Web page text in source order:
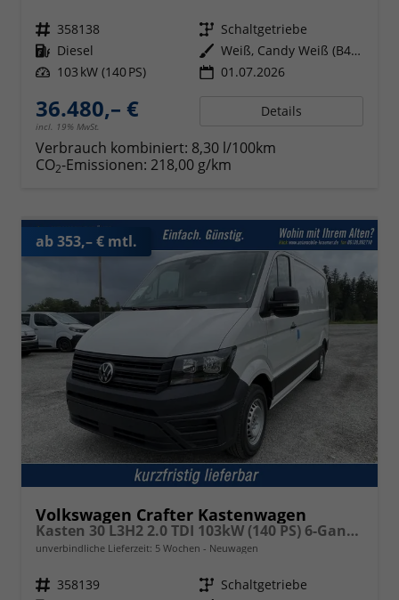
Fahrzeugnr. 358138 Getriebe Schaltgetriebe
Kraftstoff Diesel Außenfarbe
Weiß, Candy Weiß (B4B4)
Leistung 103 kW (140 PS) 01.07.2026
36.480,– €
incl. 19% MwSt.
Details
Verbrauch kombiniert: 8,30 l/100km
CO2-Emissionen: 218,00 g/km
ab 353,– € mtl.
Volkswagen Crafter Kastenwagen
Kasten 30 L3H2 2.0 TDI 103kW (140 PS) 6-Gang-Schaltgetriebe
unverbindliche Lieferzeit: 5 Wochen Neuwagen
Fahrzeugnr. 358139 Getriebe Schaltgetriebe